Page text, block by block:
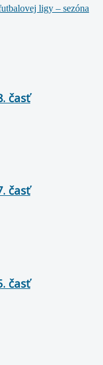
ligy – sezóna
časť
časť
časť